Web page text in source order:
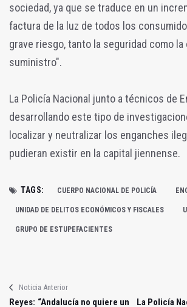
sociedad, ya que se traduce en un
factura de la luz de todos los
grave riesgo, tanto la seguridad como la
suministro".
La Policía Nacional junto a técnicos de
desarrollando este tipo de
localizar y neutralizar los enganches
pudieran existir en la capital jiennense.
TAGS: CUERPO NACIONAL DE POLICÍA
UNIDAD DE DELITOS ECONÓMICOS Y FISCALES
GRUPO DE ESTUPEFACIENTES
Noticia Anterior
Reyes: “Andalucía no quiere un La Policía